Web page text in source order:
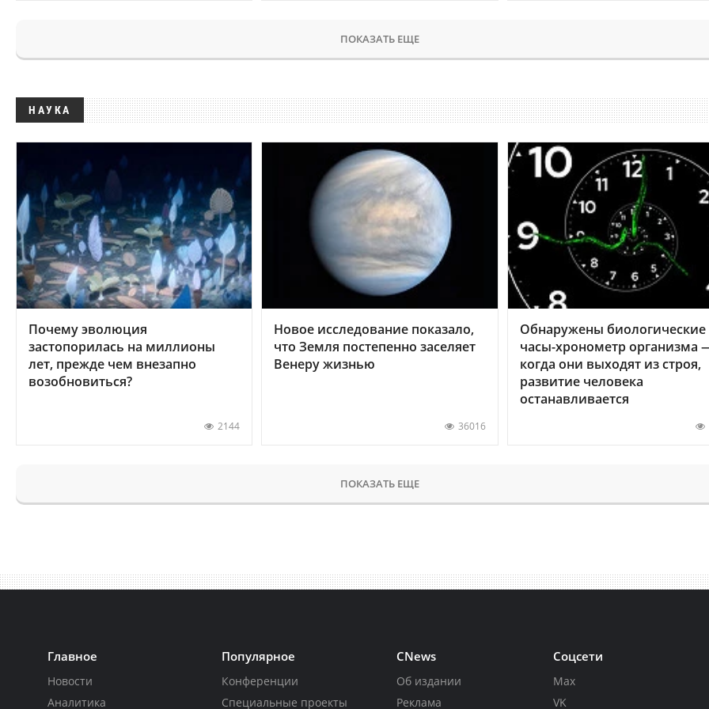
ПОКАЗАТЬ ЕЩЕ
НАУКА
Почему эволюция
застопорилась на миллионы
лет, прежде чем внезапно
возобновиться?
2144
Новое исследование показало,
что Земля постепенно заселяет
Венеру жизнью
36016
Обнаружены биологические
часы-хронометр организма
когда они выходят из строя,
развитие человека
останавливается
ПОКАЗАТЬ ЕЩЕ
Главное
Новости
Аналитика
Популярное
Конференции
Специальные проекты
CNews
Об издании
Реклама
Соцсети
Max
VK